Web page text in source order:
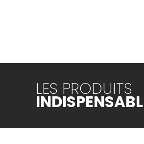
LES PRODUITS